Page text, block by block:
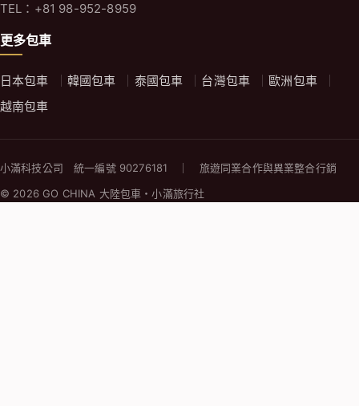
TEL：+81 98-952-8959
更多包車
日本包車 韓國包車 泰國包車 台灣包車
歐洲包車
越南包車
小滿科技公司 統一編號 90276181 ｜ 旅遊同業合作與異業整合行銷
© 2026 GO CHINA 大陸包車・小滿旅行社